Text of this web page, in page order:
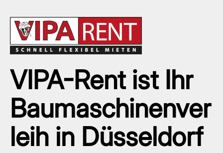
VIPA-Rent ist Ihr
Baumaschinenver
leih in Düsseldorf